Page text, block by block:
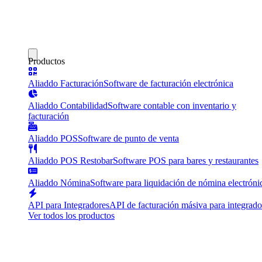
Productos
Aliaddo FacturaciónSoftware de facturación electrónica
Aliaddo ContabilidadSoftware contable con inventario y
facturación
Aliaddo POSSoftware de punto de venta
Aliaddo POS RestobarSoftware POS para bares y restaurantes
Aliaddo NóminaSoftware para liquidación de nómina
API para IntegradoresAPI de facturación másiva para
Ver todos los productos